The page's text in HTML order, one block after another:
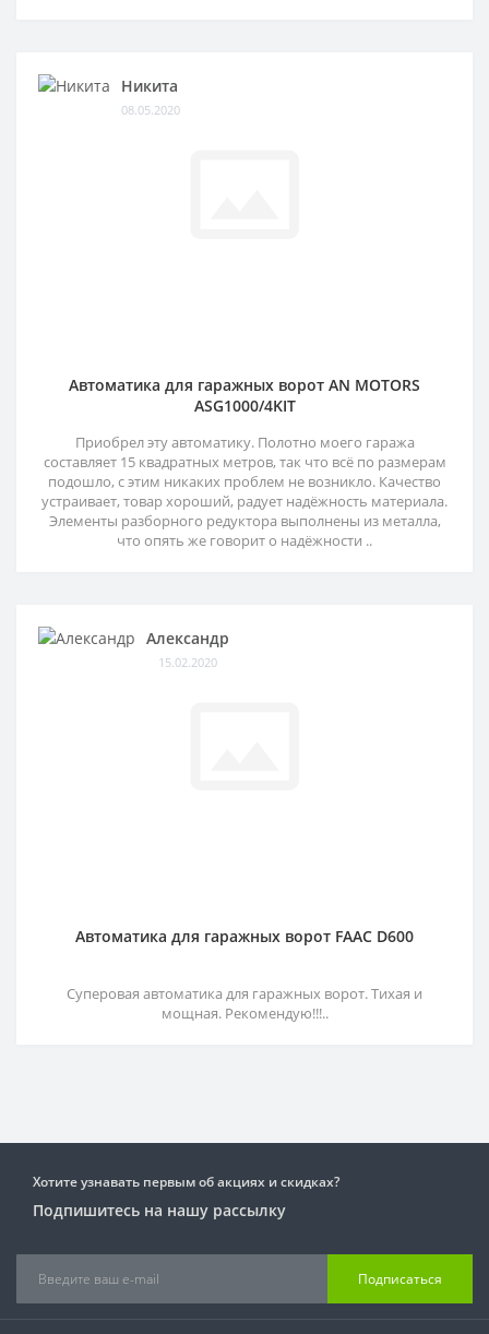
Никита
08.05.2020
Автоматика для гаражных ворот AN MOTORS
ASG1000/4KIT
Приобрел эту автоматику. Полотно моего гаража
составляет 15 квадратных метров, так что всё по размерам
подошло, с этим никаких проблем не возникло. Качество
устраивает, товар хороший, радует надёжность материала.
Элементы разборного редуктора выполнены из металла,
что опять же говорит о надёжности ..
Александр
15.02.2020
Автоматика для гаражных ворот FAAC D600
Суперовая автоматика для гаражных ворот. Тихая и
мощная. Рекомендую!!!..
Хотите узнавать первым об акциях и скидках?
Подпишитесь на нашу рассылку
Подписаться